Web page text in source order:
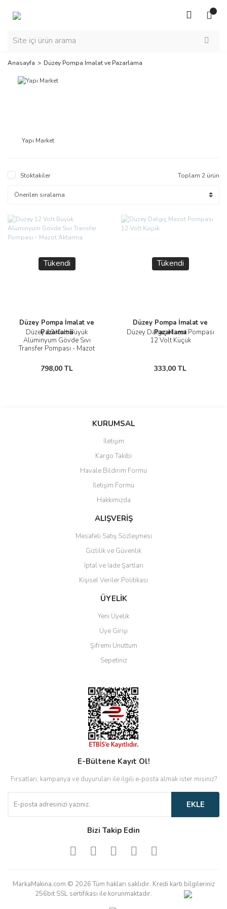
Anasayfa Düzey Pompa İmalat ve Pazarlama
Yapı Market
Stoktakiler Toplam 2 ürün
Tükendi
Düzey Pompa İmalat ve
Pazarlama
Düzey 12 Volt Büyük
Alüminyum Gövde Sıvı
Transfer Pompası - Mazot
798,00 TL
Tükendi
Düzey Pompa İmalat ve
Pazarlama
Düzey Dalgıç Mazot Pompası
12 Volt Küçük
333,00 TL
KURUMSAL
İletişim
Kargo Takibi
Havale Bildirim Formu
İletişim Formu
Hakkımızda
ALIŞVERİŞ
Mesafeli Satış Sözleşmesi
Gizlilik ve Güvenlik
İptal ve İade Şartları
Kişisel Veriler Politikası
ÜYELİK
Yeni Üyelik
Üye Girişi
Şifremi Unuttum
Sepetiniz
E-Bültene Kayıt Ol!
Fırsatları, kampanya ve duyuruları ile ilgili e-posta almak ister misiniz?
EKLE
Bizi Takip Edin
MarkaMakina.com © 2026 Tüm hakları saklıdır. Kredi kartı bilgileriniz
256bit SSL sertifikası ile korunmaktadır.